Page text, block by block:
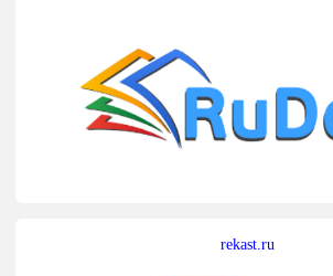
rekast.ru